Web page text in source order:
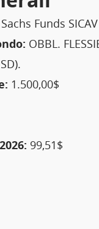
Funds SICAV
OBBL.
1.500,00$
99,51$